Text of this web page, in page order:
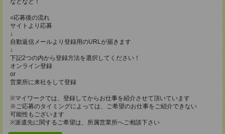
などなど！
○応募後の流れ
サイトより応募
↓
自動返信メールより登録用のURLが届きます
↓
下記2つの内から登録方法を選択してください！
オンライン登録
or
営業所に来社をして登録
※マイワークでは、登録してからお仕事を紹介させて頂いています
※ご応募のタイミングによっては、ご希望のお仕事をご紹介できない
可能性もございます
※派遣先に関するご希望は、所属営業所へご相談下さい